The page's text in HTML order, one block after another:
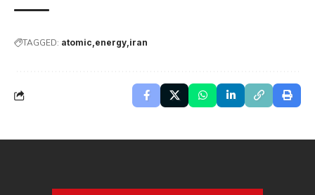
TAGGED: atomic energy iran